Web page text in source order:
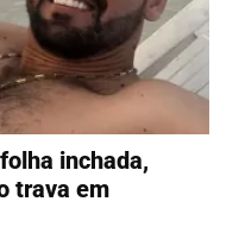
inchada,
trava em